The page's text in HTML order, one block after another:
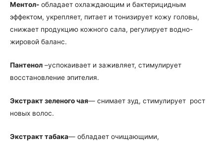
Ментол- обладает охлаждающим и бактерицидным
эффектом, укрепляет, питает и тонизирует кожу головы,
снижает продукцию кожного сала, регулирует водно-
жировой баланс.
Пантенол –успокаивает и заживляет, стимулирует
восстановление эпителия.
Экстракт зеленого чая— снимает зуд, стимулирует рост
новых волос.
Экстракт табака— обладает очищающими,